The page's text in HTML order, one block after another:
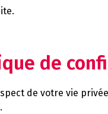
de
de votre vie